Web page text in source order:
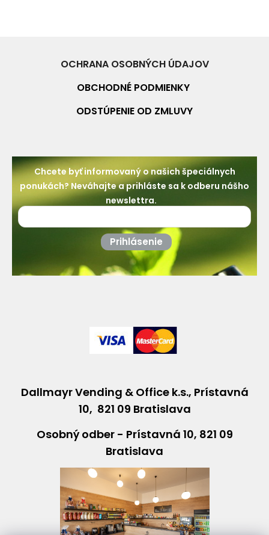
OCHRANA OSOBNÝCH ÚDAJOV
OBCHODNÉ PODMIENKY
ODSTÚPENIE OD ZMLUVY
Chcete byť informovaný o našich špeciálnych
ponukách? Neváhajte a prihláste sa k odberu nášho
newslettra.
Prihlásenie
Dallmayr Vending & Office k.s., Prístavná
10, 821 09 Bratislava
Osobný odber - Prístavná 10, 821 09
Bratislava